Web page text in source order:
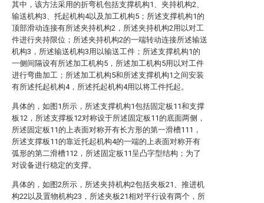
其中，该方法采用的折弯机包括支撑机构1、夹持机构2、
输送机构3、托起机构4以及加工机构5；所述支撑机构1的
顶部滑动连接有所述夹持机构2，所述夹持机构2用以对工
件进行夹持限位；所述夹持机构2的一端转动连接所述输送
机构3，所述输送机构3用以输送工件；所述支撑机构1的
一侧间隔设有所述加工机构5，所述加工机构5用以对工件
进行弯曲加工；所述加工机构5和所述支撑机构1之间安装
有所述托起机构4，所述托起机构4用以将工件托起。
具体的，如图1所示，所述支撑机构1包括固定板11和支撑
板12，所述支撑板12对称设于所述固定板11的底面两侧，
所述固定板11的上表面对称开有长方形的第一滑槽111，
所述支撑板11的靠近托起机构4的一端的上表面对称开有
弧形的第二滑槽112，所述固定板11呈凸字型结构；为了
对设备进行稳定的支撑。
具体的，如图2所示，所述夹持机构2包括夹板21、推进机
构22以及置物机构23，所述夹板21相对平行设有两个，所